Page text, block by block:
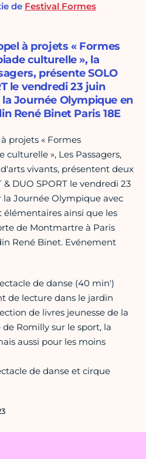
de Festival Formes
à projets « Formes
culturelle », la
présente SOLO
le vendredi 23 juin
Journée Olympique en
René Binet Paris 18E
projets « Formes
», Les Passagers,
vivants, présentent deux
& DUO SPORT le vendredi 23
Journée Olympique avec
élémentaires ainsi que les
de Montmartre à Paris
René Binet. Evénement
de danse (40 min')
de lecture dans le jardin
de livres jeunesse de la
Romilly sur le sport, la
aussi pour les moins
de danse et cirque